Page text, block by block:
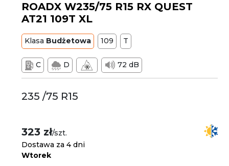
ROADX W235/75 R15 RX QUEST
AT21 109T XL
Klasa Budżetowa 109 T
C D 72 dB
235 /75 R15
323 zł/szt.
Dostawa za 4 dni
Wtorek